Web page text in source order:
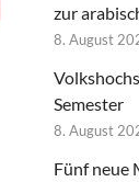
zur
8. August
Semester
8. August
Fünf neue